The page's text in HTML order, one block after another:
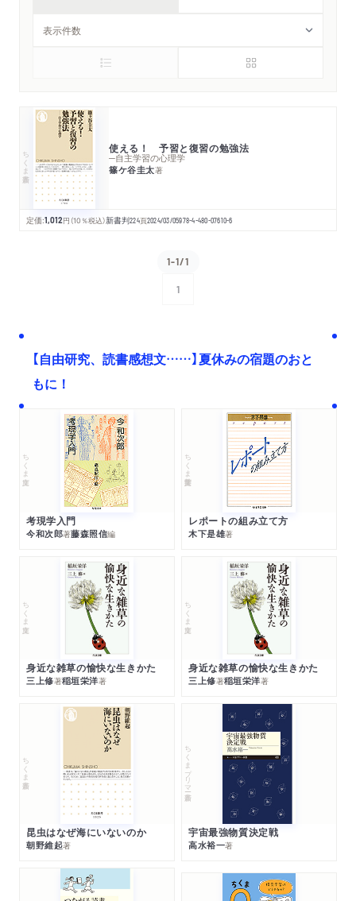
ちくま新書 使える！ 予習と復習の勉強法
─自主学習の心理学
篠ケ谷圭太著
定価:1,012円 （10％税込）新書判224頁2024/03/05978-4-480-07610-6
1-1/1
1
【自由研究、読書感想文……】夏休みの宿題のおと
もに！
ちくま文庫
考現学入門
今和次郎著藤森照信編
ちくま学芸文庫
レポートの組み立て方
木下是雄著
ちくま文庫
身近な雑草の愉快な生きかた
三上修著稲垣栄洋著
ちくま文庫
身近な雑草の愉快な生きかた
三上修著稲垣栄洋著
ちくま新書
昆虫はなぜ海にいないのか
朝野維起著
ちくまプリマー新書
宇宙最強物質決定戦
高水裕一著